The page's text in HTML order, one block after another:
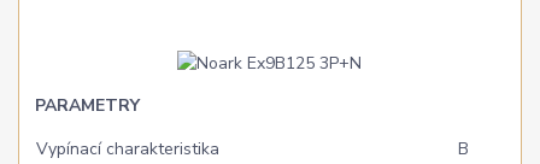
PARAMETRY
Vypínací charakteristika
B